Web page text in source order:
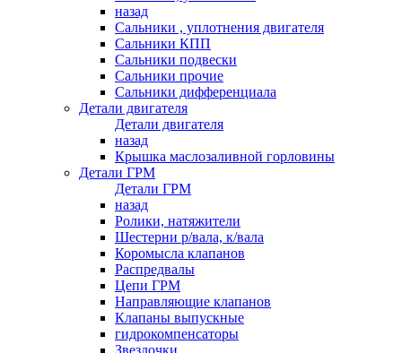
назад
Сальники , уплотнения двигателя
Сальники КПП
Сальники подвески
Сальники прочие
Сальники дифференциала
Детали двигателя
Детали двигателя
назад
Крышка маслозаливной горловины
Детали ГРМ
Детали ГРМ
назад
Ролики, натяжители
Шестерни р/вала, к/вала
Коромысла клапанов
Распредвалы
Цепи ГРМ
Направляющие клапанов
Клапаны выпускные
гидрокомпенсаторы
Звездочки